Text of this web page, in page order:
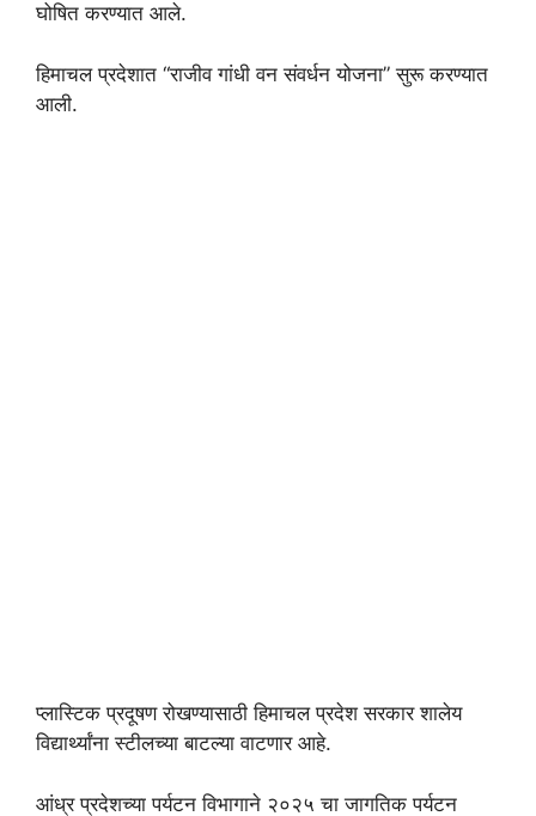
घोषित करण्यात आले.
हिमाचल प्रदेशात “राजीव गांधी वन संवर्धन योजना” सुरू करण्यात
आली.
प्लास्टिक प्रदूषण रोखण्यासाठी हिमाचल प्रदेश सरकार शालेय
विद्यार्थ्यांना स्टीलच्या बाटल्या वाटणार आहे.
आंध्र प्रदेशच्या पर्यटन विभागाने २०२५ चा जागतिक पर्यटन